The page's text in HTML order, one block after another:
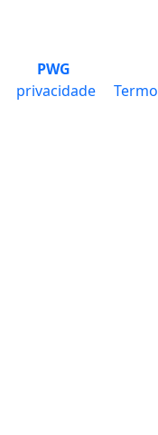
PWG
privacidade